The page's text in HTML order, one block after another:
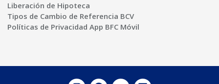
Liberación de Hipoteca
Tipos de Cambio de Referencia BCV
Políticas de Privacidad App BFC Móvil